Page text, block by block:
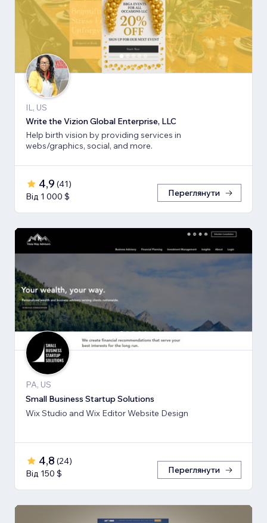
IL, US
Write the Vizion Global Enterprise, LLC
Help birth vision by providing services in
webs/graphics, social, and more.
4,9 (41)
Від 1 000 $
Переглянути
PA, US
Small Business Startup Solutions
Wix Studio and Wix Editor Website Design
4,8 (24)
Від 150 $
Переглянути